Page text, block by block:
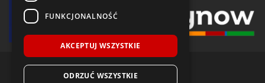
FUNKCJONALNOŚĆ
AKCEPTUJ WSZYSTKIE
ODRZUĆ WSZYSTKIE